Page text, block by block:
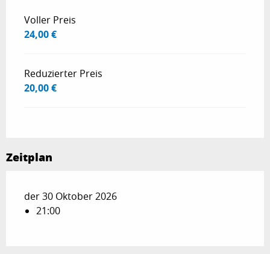
Voller Preis
24,00 €
Reduzierter Preis
20,00 €
Zeitplan
der 30 Oktober 2026
21:00